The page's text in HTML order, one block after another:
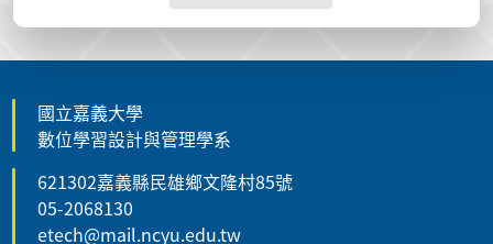
國立嘉義大學
數位學習設計與管理學系
621302嘉義縣民雄鄉文隆村85號
05-2068130
etech@mail.ncyu.edu.tw